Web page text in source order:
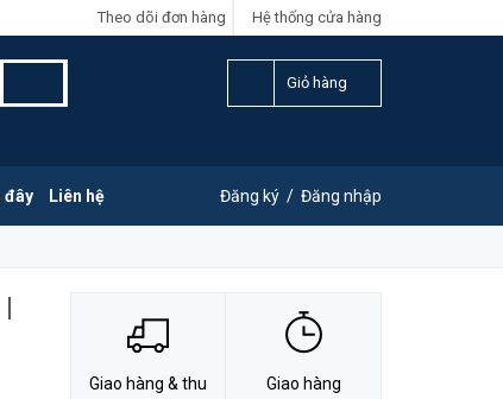
Hệ thống cửa hàng
Theo dõi đơn hàng
Giỏ hàng
đây Liên hệ Đăng ký / Đăng nhập
LIÊN HỆ ĐẶT HÀNG
Giao hàng & thu
Giao hàng